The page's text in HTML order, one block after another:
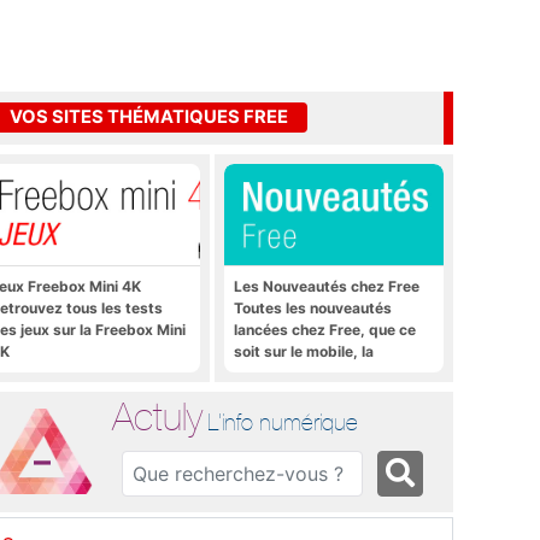
VOS SITES THÉMATIQUES FREE
Freebox Mini 4K
tous les tests
jeux sur la Freebox Mini
Les Nouveautés chez Free
Toutes les nouveautés
lancées chez Free, que ce
soit sur le mobile, la
Actuly L'info numérique